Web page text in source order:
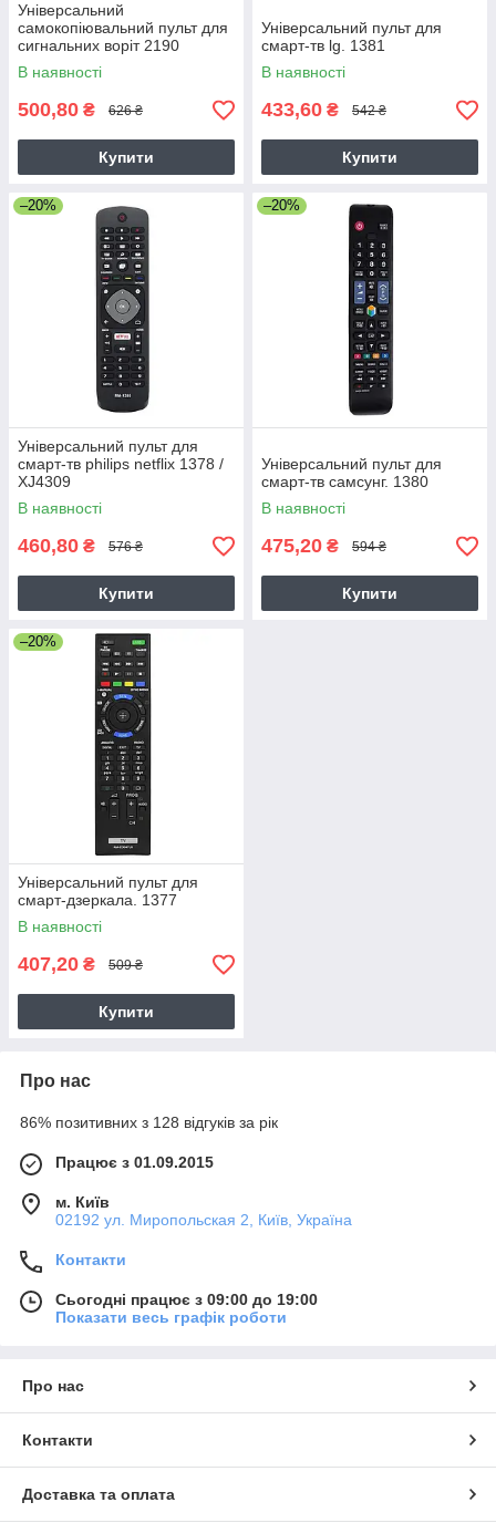
Універсальний
самокопіювальний пульт для
сигнальних воріт 2190
В наявності
500,80 ₴ 626 ₴
Купити
Універсальний пульт для
смарт-тв lg. 1381
В наявності
433,60 ₴ 542 ₴
Купити
–20%
Універсальний пульт для
смарт-тв philips netflix 1378 /
XJ4309
В наявності
460,80 ₴ 576 ₴
Купити
–20%
Універсальний пульт для
смарт-тв самсунг. 1380
В наявності
475,20 ₴ 594 ₴
Купити
–20%
Універсальний пульт для
смарт-дзеркала. 1377
В наявності
407,20 ₴ 509 ₴
Купити
Про нас
86% позитивних з 128 відгуків за рік
Працює з 01.09.2015
м. Київ
02192 ул. Миропольская 2, Київ, Україна
Контакти
Сьогодні працює з 09:00 до 19:00
Показати весь графік роботи
Про нас
Контакти
Доставка та оплата